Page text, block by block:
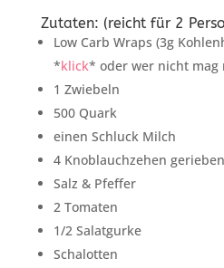
Zutaten: (reicht für 2
Low Carb Wraps (3g
*klick* oder wer nicht mag
1 Zwiebeln
500 Quark
einen Schluck Milch
4 Knoblauchzehen
Salz & Pfeffer
2 Tomaten
1/2 Salatgurke
Schalotten